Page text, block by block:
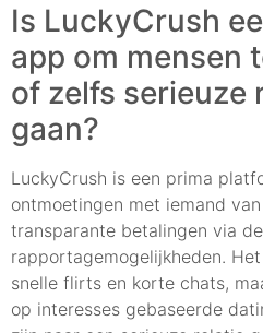
Is LuckyCrush
app om mensen
of zelfs serieuze
gaan?
LuckyCrush is een prima
ontmoetingen met iemand
transparante betalingen via
rapportagemogelijkheden.
snelle flirts en korte chats,
op interesses gebaseerde